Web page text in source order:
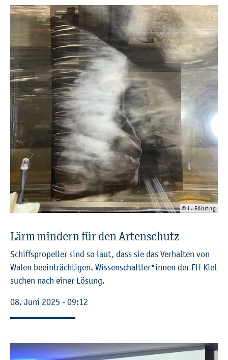
© L. Föh­ring
Lärm min­dern für den Ar­ten­schutz
Schiffs­pro­pel­ler sind so laut, dass sie das Ver­hal­ten von
Walen be­ein­träch­ti­gen. Wis­sen­schaft­ler*innen der FH Kiel
su­chen nach einer Lö­sung.
08. Juni 2025 - 09:12